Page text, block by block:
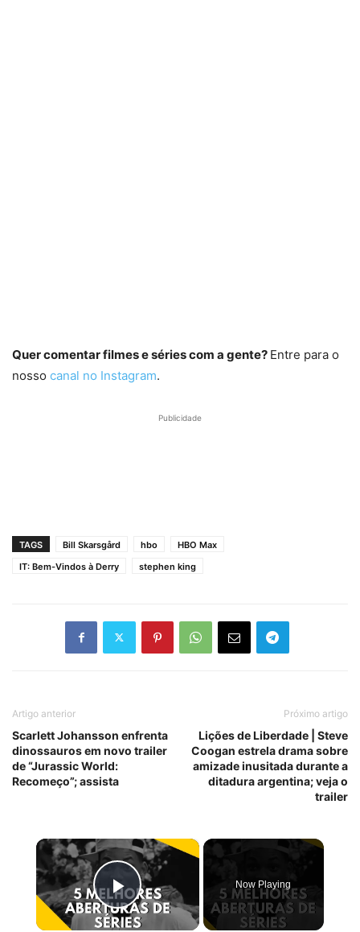
Quer comentar filmes e séries com a gente? Entre para o
nosso canal no Instagram.
Publicidade
TAGS Bill Skarsgård hbo
HBO Max
IT: Bem-Vindos à Derry
stephen king
Artigo anterior
Scarlett Johansson enfrenta
dinossauros em novo trailer
de “Jurassic World:
Recomeço”; assista
Próximo artigo
Lições de Liberdade | Steve
Coogan estrela drama sobre
amizade inusitada durante a
ditadura argentina; veja o
trailer
×
Play Video
Now Playing